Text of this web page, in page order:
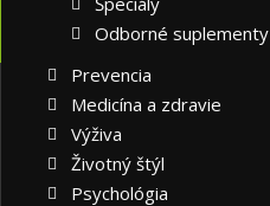
Odborné suplementy
Prevencia
Medicína a zdravie
Výživa
Životný štýl
Psychológia